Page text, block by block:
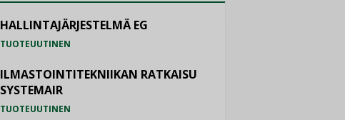
HALLINTAJÄRJESTELMÄ EG
TUOTEUUTINEN
ILMASTOINTITEKNIIKAN RATKAISU
SYSTEMAIR
TUOTEUUTINEN